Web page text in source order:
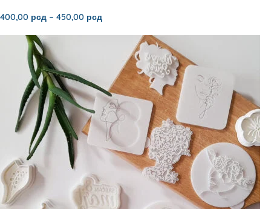
400,00 рсд – 450,00 рсд